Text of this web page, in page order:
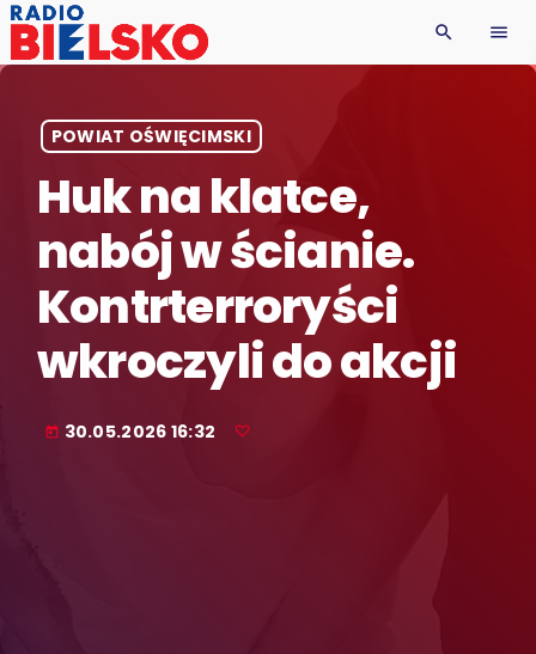
search menu
POWIAT OŚWIĘCIMSKI
Huk na klatce,
nabój w ścianie.
Kontrterroryści
wkroczyli do akcji
today 30.05.2026 16:32